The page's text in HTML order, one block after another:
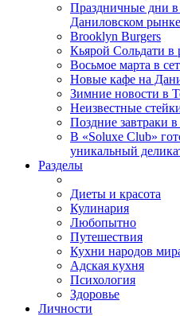
Праздничные дни
Даниловском рынке
Brooklyn Burgers
Кьярой Сольдати в
Восьмое марта в
Новые кафе на
Зимние новости в
Неизвестные
Поздние завтраки
В «Soluxe Club»
уникальный
Разделы
Диеты и красота
Кулинария
Любопытно
Путешествия
Кухни народов
Адская кухня
Психология
Здоровье
Личности